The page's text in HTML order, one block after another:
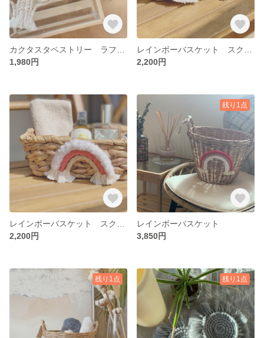
1,980円
2,200円
2,200円
残り1点
レインボーバスケット
3,850円
残り1点 残り1点